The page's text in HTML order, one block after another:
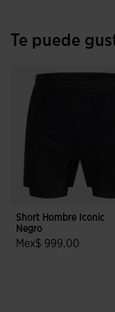
Te puede
Short Hombre Iconic
Negro
Mex$ 999,00